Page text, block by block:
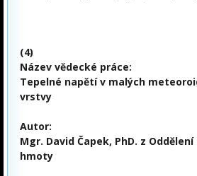
(4)
Název vědecké práce:
Tepelné napětí v malých
vrstvy
Autor:
Mgr. David Čapek, PhD. z
hmoty